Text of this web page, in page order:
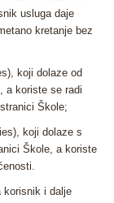
usluga daje
kretanje bez
koji dolaze od
a koriste se radi
Škole;
koji dolaze s
Škole, a koriste
korisnik i dalje